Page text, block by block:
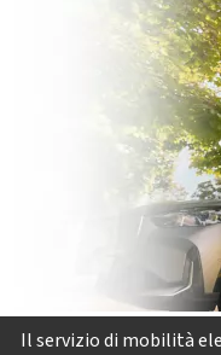
Il servizio di mobilità